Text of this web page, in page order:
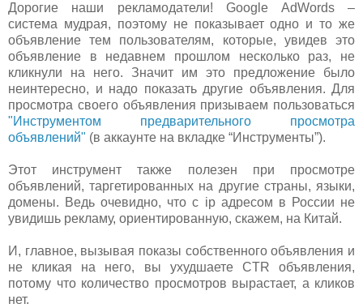
Дорогие наши рекламодатели! Google AdWords –
система мудрая, поэтому не показывает одно и то же
объявление тем пользователям, которые, увидев это
объявление в недавнем прошлом несколько раз, не
кликнули на него. Значит им это предложение было
неинтересно, и надо показать другие объявления. Для
просмотра своего объявления призываем пользоваться
"Инструментом предварительного просмотра
объявлений" (в аккаунте на вкладке “Инструменты”).
Этот инструмент также полезен при просмотре
объявлений, таргетированных на другие страны, языки,
домены. Ведь очевидно, что с ip адресом в России не
увидишь рекламу, ориентированную, скажем, на Китай.
И, главное, вызывая показы собственного объявления и
не кликая на него, вы ухудшаете CTR объявления,
потому что количество просмотров вырастает, а кликов
нет.